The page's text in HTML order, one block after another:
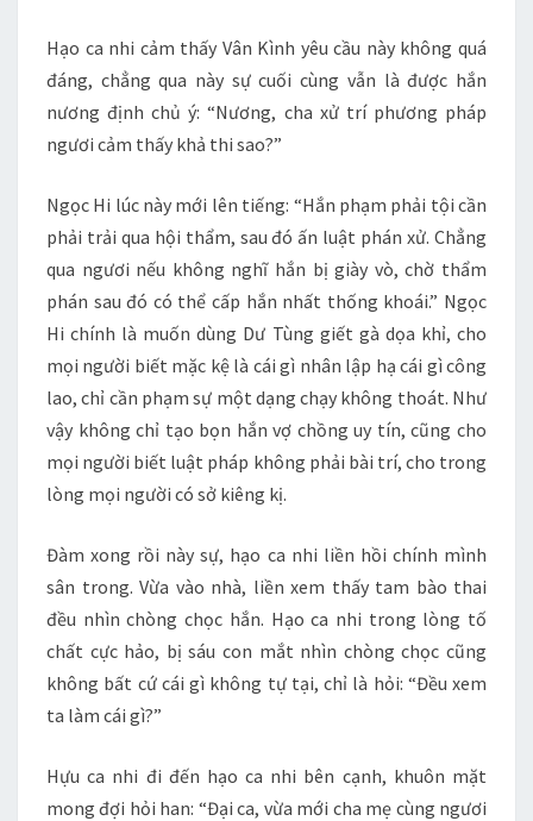
Hạo ca nhi cảm thấy Vân Kình yêu cầu này không quá
đáng, chẳng qua này sự cuối cùng vẫn là được hắn
nương định chủ ý: “Nương, cha xử trí phương pháp
ngươi cảm thấy khả thi sao?”
Ngọc Hi lúc này mới lên tiếng: “Hắn phạm phải tội cần
phải trải qua hội thẩm, sau đó ấn luật phán xử. Chẳng
qua ngươi nếu không nghĩ hắn bị giày vò, chờ thẩm
phán sau đó có thể cấp hắn nhất thống khoái.” Ngọc
Hi chính là muốn dùng Dư Tùng giết gà dọa khỉ, cho
mọi người biết mặc kệ là cái gì nhân lập hạ cái gì công
lao, chỉ cần phạm sự một dạng chạy không thoát. Như
vậy không chỉ tạo bọn hắn vợ chồng uy tín, cũng cho
mọi người biết luật pháp không phải bài trí, cho trong
lòng mọi người có sở kiêng kị.
Đàm xong rồi này sự, hạo ca nhi liền hồi chính mình
sân trong. Vừa vào nhà, liền xem thấy tam bào thai
đều nhìn chòng chọc hắn. Hạo ca nhi trong lòng tố
chất cực hảo, bị sáu con mắt nhìn chòng chọc cũng
không bất cứ cái gì không tự tại, chỉ là hỏi: “Đều xem
ta làm cái gì?”
Hựu ca nhi đi đến hạo ca nhi bên cạnh, khuôn mặt
mong đợi hỏi han: “Đại ca, vừa mới cha mẹ cùng ngươi